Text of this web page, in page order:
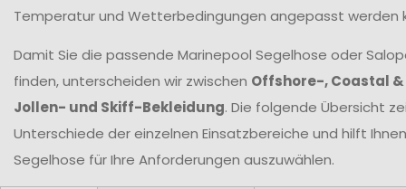
Temperatur und Wetterbedingungen angepasst werden
Damit Sie die passende Marinepool Segelhose oder
finden, unterscheiden wir zwischen Offshore-, Coastal
Jollen- und Skiff-Bekleidung. Die folgende Übersicht
Unterschiede der einzelnen Einsatzbereiche und hilft
Segelhose für Ihre Anforderungen auszuwählen.